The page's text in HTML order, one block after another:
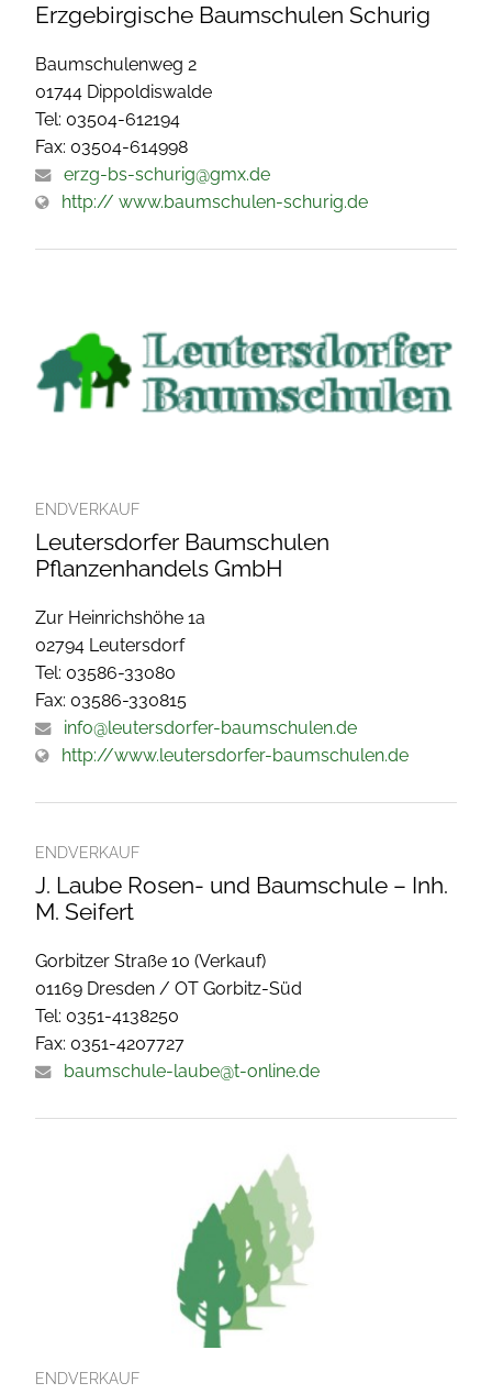
Erzgebirgische Baumschulen Schurig
Baumschulenweg 2
01744 Dippoldiswalde
Tel: 03504-612194
Fax: 03504-614998
erzg-bs-schurig@gmx.de
http:// www.baumschulen-schurig.de
ENDVERKAUF
Leutersdorfer Baumschulen
Pflanzenhandels GmbH
Zur Heinrichshöhe 1a
02794 Leutersdorf
Tel: 03586-33080
Fax: 03586-330815
info@leutersdorfer-baumschulen.de
http://www.leutersdorfer-baumschulen.de
ENDVERKAUF
J. Laube Rosen- und Baumschule – Inh.
M. Seifert
Gorbitzer Straße 10 (Verkauf)
01169 Dresden / OT Gorbitz-Süd
Tel: 0351-4138250
Fax: 0351-4207727
baumschule-laube@t-online.de
ENDVERKAUF